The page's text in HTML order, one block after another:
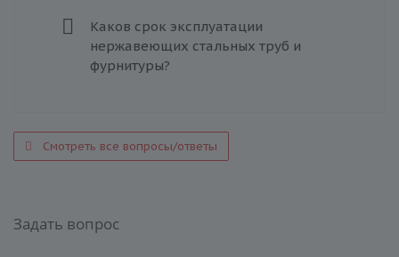
Каков срок эксплуатации
нержавеющих стальных труб и
фурнитуры?
Смотреть все вопросы/ответы
Задать вопрос